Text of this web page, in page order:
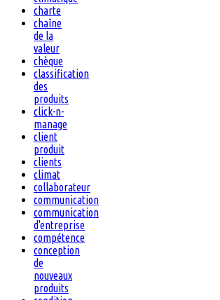
charte
chaîne
de la
valeur
chèque
classification
des
produits
click-n-
manage
client
produit
clients
climat
collaborateur
communication
communication
d'entreprise
compétence
conception
de
nouveaux
produits